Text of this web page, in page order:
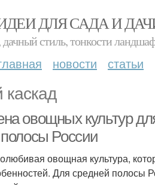
ДЛЯ САДА И
стиль, тонкости
новости статьи
овощных культур
России
овощная культура,
Для средней полосы